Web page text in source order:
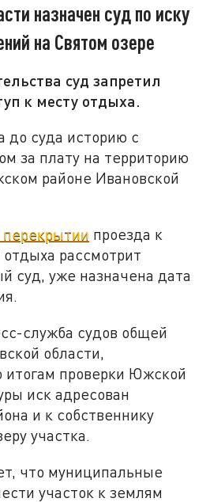
назначен суд по иску
на Святом озере
суд запретил
к месту отдыха.
до суда историю с
за плату на территорию
районе Ивановской
проезда к
рассмотрит
суд, уже назначена дата
служба судов общей
области,
итогам проверки Южской
иск адресован
и к собственнику
участка.
что муниципальные
участок к землям